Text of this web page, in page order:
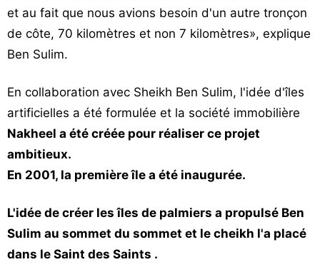
et au fait que nous avions besoin d'un autre tronçon
de côte, 70 kilomètres et non 7 kilomètres», explique
Ben Sulim.
En collaboration avec Sheikh Ben Sulim, l'idée d'îles
artificielles a été formulée et la société immobilière
Nakheel a été créée pour réaliser ce projet
ambitieux.
En 2001, la première île a été inaugurée.
L'idée de créer les îles de palmiers a propulsé Ben
Sulim au sommet du sommet et le cheikh l'a placé
dans le Saint des Saints .